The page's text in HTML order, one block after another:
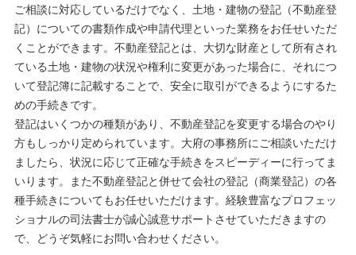
ご相談に対応しているだけでなく、土地・建物の登記（不動産登
記）についての書類作成や申請代理といった業務をお任せいただ
くことができます。不動産登記とは、大切な財産として所有され
ている土地・建物の状況や権利に変更があった場合に、それにつ
いて登記簿に記載することで、安全に取引ができるようにするた
めの手続きです。
登記はいくつかの種類があり、不動産登記を変更する場合のやり
方もしっかり定められています。大府の事務所にご相談いただけ
ましたら、状況に応じて正確な手続きをスピーディーに行ってま
いります。また不動産登記と併せて会社の登記（商業登記）の各
種手続きについてもお任せいただけます。経験豊富なプロフェッ
ショナルの司法書士が誠心誠意サポートさせていただきますの
で、どうぞ気軽にお問い合わせください。